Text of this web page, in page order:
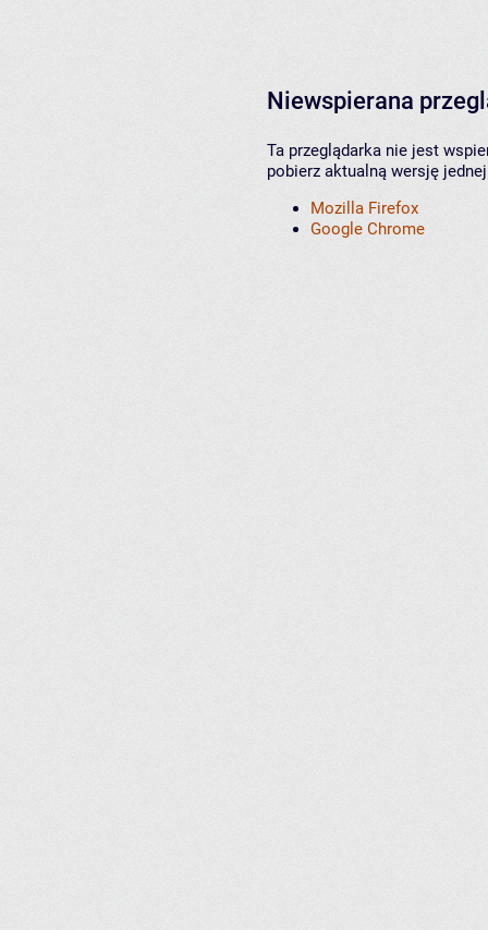
Niewspierana
Ta przeglądarka nie jest
pobierz aktualną wersję
Mozilla Firefox
Google Chrome